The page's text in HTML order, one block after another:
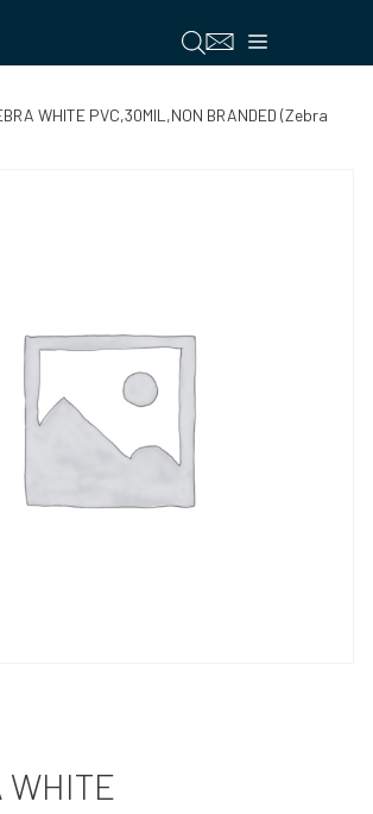
Menú
WHITE PVC,30MIL,NON BRANDED (Zebra
WHITE